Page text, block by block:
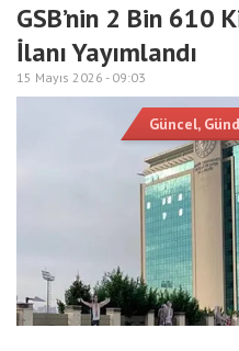
GSB’nin 2 Bin 610
İlanı Yayımlandı
15 Mayıs 2026 - 09:03
Güncel,